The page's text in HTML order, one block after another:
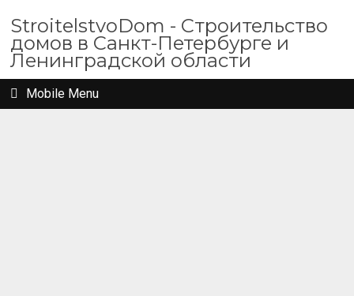
StroitelstvoDom - Строительство
домов в Санкт-Петербурге и
Ленинградской области
Mobile Menu